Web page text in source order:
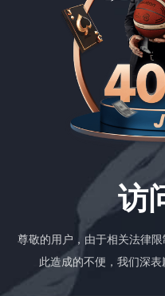
访
尊敬的用户，由于相关法律
此造成的不便，我们深表